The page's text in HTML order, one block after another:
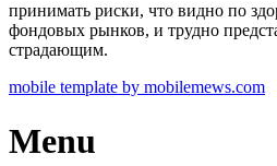
принимать риски, что видно по
фондовых рынков, и трудно
страдающим.
mobile template by mobilemews.com
Menu